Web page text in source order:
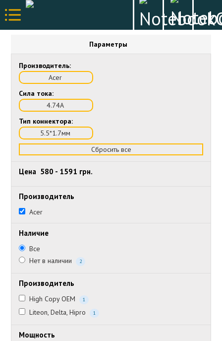
Параметры
Производитель:
Acer
Сила тока:
4.74А
Тип коннектора:
5.5*1.7мм
Сбросить все
Цена 580 - 1591 грн.
Производитель
Acer
Наличие
Все
Нет в наличии
2
Производитель
High Copy OEM 1
Liteon, Delta, Hipro 1
Мощность